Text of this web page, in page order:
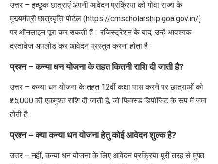
उत्तर – इच्छुक छात्राएं अपनी आवेदन प्रक्रिया को गोवा राज्य के
मुख्यमंत्री छात्रवृत्ति पोर्टल (https://cmscholarship.goa.gov.in/)
पर ऑनलाइन पूरा कर सकती हैं। रजिस्ट्रेशन के बाद,उन्हें आवश्यक
दस्तावेज़ अपलोड कर आवेदन प्रस्तुत करना होता है।
प्रश्न – कन्या धन योजना के तहत कितनी राशि दी जाती है?
उत्तर – कन्या धन योजना के तहत 12वीं कक्षा पास करने पर छात्राओं को
₹25,000की एकमुश्त राशि दी जाती है,जो फिक्स्ड डिपॉजिट के रूप में जमा
होती है।
प्रश्न – क्या कन्या धन योजना हेतु कोई आवेदन शुल्क है?
उत्तर – नहीं,कन्या धन योजना के लिए आवेदन प्रक्रिया पूरी तरह से मुफ्त